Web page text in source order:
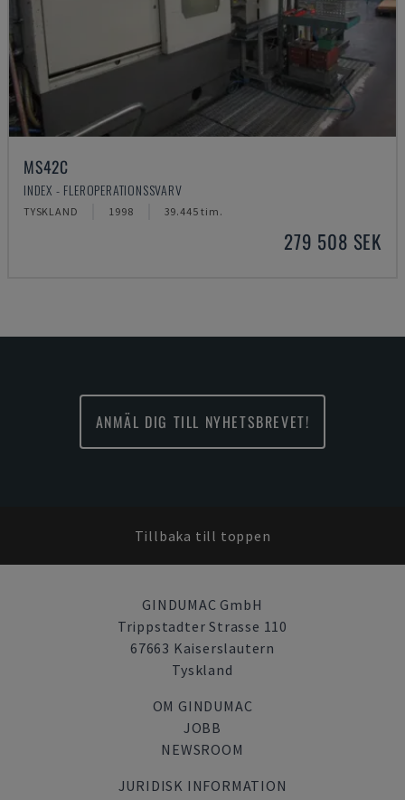
MS42C
INDEX - FLEROPERATIONSSVARV
TYSKLAND 1998 39.445 tim.
279 508 SEK
ANMÄL DIG TILL NYHETSBREVET!
Tillbaka till toppen
GINDUMAC GmbH
Trippstadter Strasse 110
67663 Kaiserslautern
Tyskland
OM GINDUMAC
JOBB
NEWSROOM
JURIDISK INFORMATION